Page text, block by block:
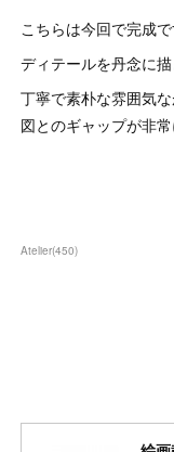
こちらは今回で完成で
ディテールを丹念に
丁寧で素朴な雰囲気
図とのギャップが非
Atelier(450)